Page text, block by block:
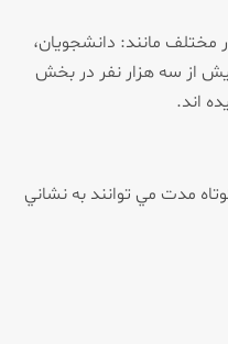
مختلف مانند: دانشجويان،
از سه هزار نفر در بخش
اند.
مدت مي توانند به نشاني